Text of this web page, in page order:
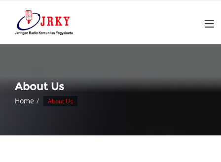
About Us
Home About Us